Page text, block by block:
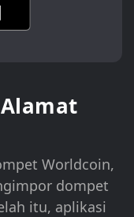
Worldcoin,
dompet
itu, aplikasi